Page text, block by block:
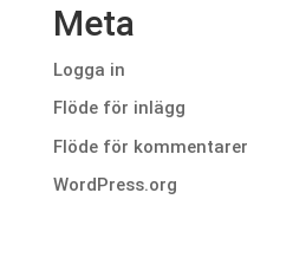
Meta
Logga in
Flöde för inlägg
Flöde för kommentarer
WordPress.org